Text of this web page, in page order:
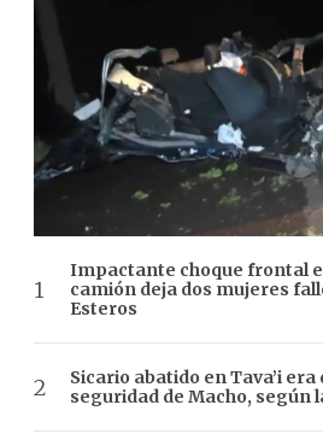
Impactante choque frontal
camión deja dos mujeres
Esteros
Sicario abatido en Tava’i
seguridad de Macho, según